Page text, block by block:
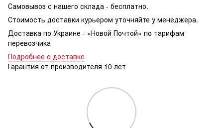
Самовывоз с нашего склада - бесплатно.
Стоимость доставки курьером уточняйте у менеджера.
Доставка по Украине - «Новой Почтой» по тарифам
перевозчика
Подробнее о доставке
Гарантия от производителя 10 лет